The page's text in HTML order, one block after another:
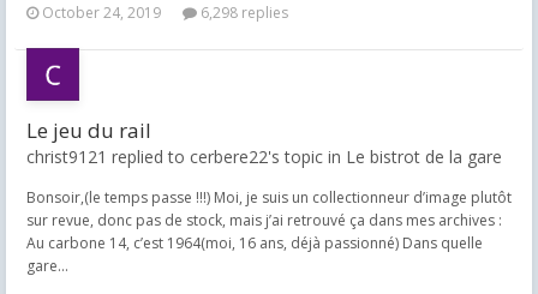
October 24, 2019
6,298 replies
Le jeu du rail
christ9121 replied to cerbere22's topic in Le bistrot de la gare
Bonsoir,(le temps passe !!!) Moi, je suis un collectionneur d’image plutôt
sur revue, donc pas de stock, mais j’ai retrouvé ça dans mes archives :
Au carbone 14, c’est 1964(moi, 16 ans, déjà passionné) Dans quelle
gare...